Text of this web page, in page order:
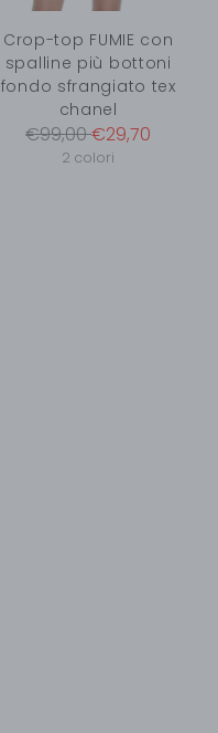
Crop-top FUMIE con
spalline più bottoni
fondo sfrangiato tex
chanel
Prezzo
€99,00€29,70
2 colori